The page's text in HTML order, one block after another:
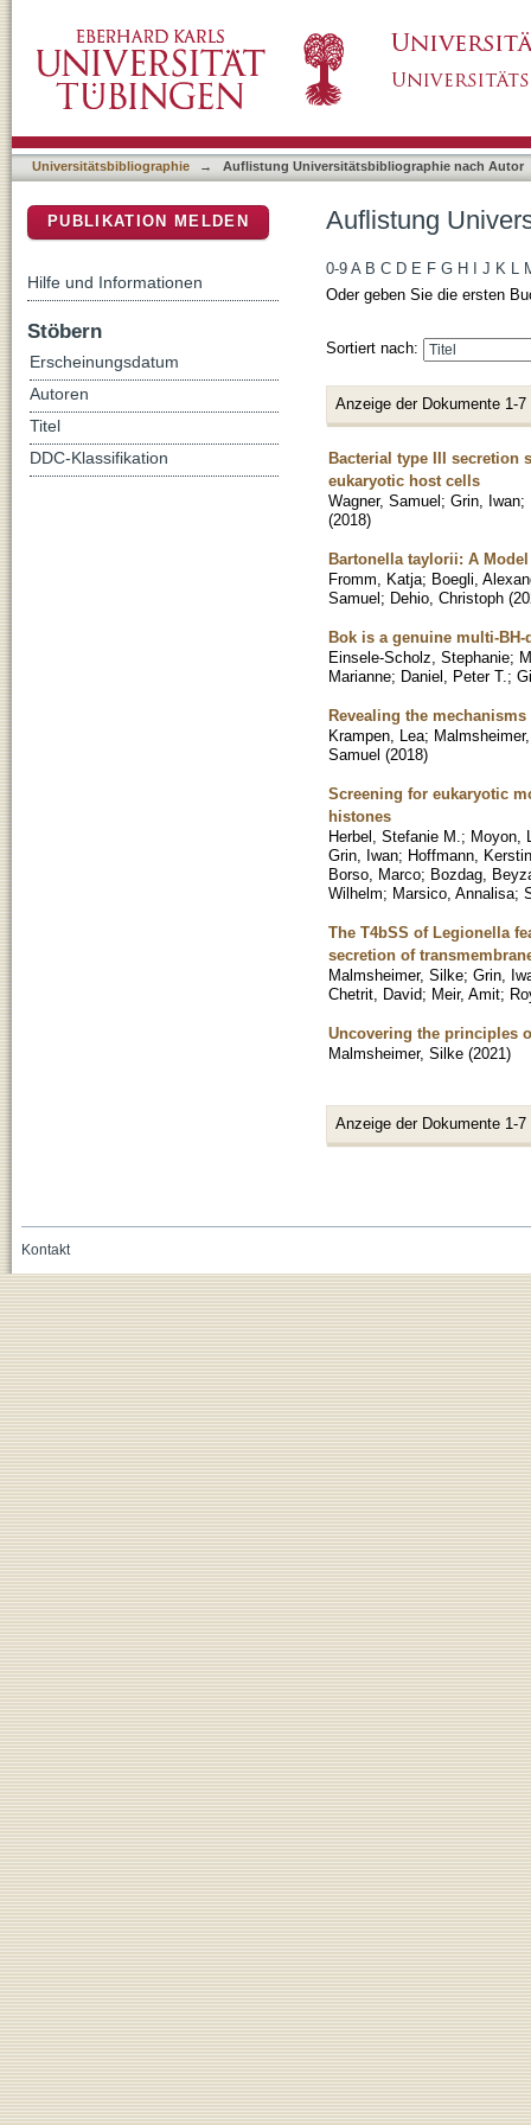
Universitätsbibliographie → Auflistung Universitätsbibliographie nach Autor
Auflistung
0-9 A B C D E F G H J K L
Oder geben Sie die ersten
Sortiert nach:
Anzeige der Dokumente 1-7
Bacterial type III secretion
eukaryotic host cells
Wagner, Samuel; Grin, Iwan;
(2018)
Bartonella taylorii: A
Fromm, Katja; Boegli,
Samuel; Dehio, Christoph (
Bok is a genuine multi-
Einsele-Scholz, Stephanie;
Marianne; Daniel, Peter T. ;
Revealing the
Krampen, Lea;
Samuel (2018)
Screening for eukaryotic
histones
Herbel, Stefanie M. ; Moyon,
Grin, Iwan; Hoffmann, Kerstin
Borso, Marco; Bozdag,
Wilhelm; Marsico, Annalisa;
The T4bSS of Legionella
secretion of
Malmsheimer, Silke; Grin,
Chetrit, David; Meir, Amit;
Uncovering the principles
Malmsheimer, Silke (2021)
Anzeige der Dokumente 1-7
PUBLIKATION MELDEN
Hilfe und Informationen
Stöbern
Erscheinungsdatum
Autoren
Titel
DDC-Klassifikation
Kontakt